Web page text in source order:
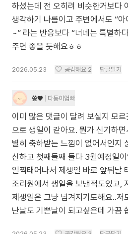
하셨는데 전 오히려 비슷한거보다
생각하기 나름이고 주변에서도 “
~” 라는 반응보다 “너네는 특별하
주면 좋을 듯해요ㅎㅎ
2026.05.23 공감해요 2 답글달기
쏭♥ 다둥이엄빠
이미 많은 댓글이 달려 보실지 모
으로 생일이 같아요. 뭔가 신기하
별히 축하받는 느낌이 없어서인지
신하고 첫째둘째 둘다 3월예정일
일찍태어나서 제생일 바로 앞뒤날
조리원에서 생일을 보낸적도있고,
제생일은 그냥 넘겨지기도해요..저
난날도 기쁜날이 되고싶은데 가끔